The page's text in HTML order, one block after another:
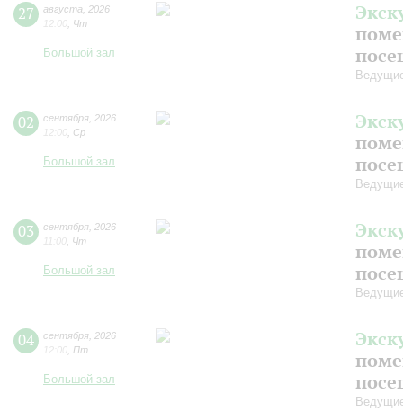
27 августа
2026
12:00 Чт
Большой зал
02 сентября 2026
12:00 Ср
Большой зал
03 сентября 2026
11:00 Чт
Большой зал
04 сентября 2026
12:00 Пт
Большой зал